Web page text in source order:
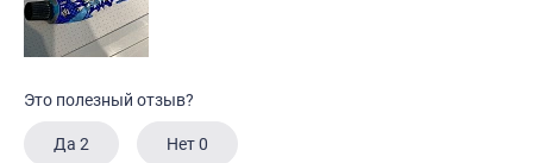
Это полезный отзыв?
Да 2 Нет0